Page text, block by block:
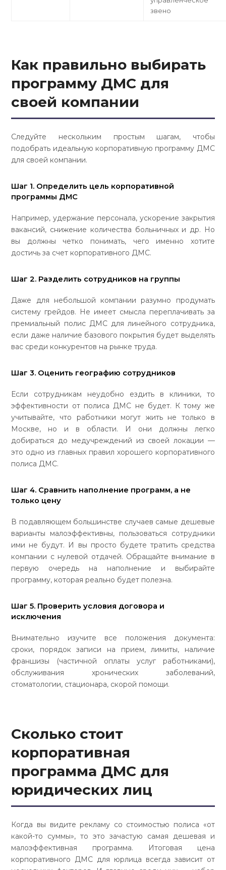
звено
Как правильно выбирать
программу ДМС для
своей компании
Следуйте нескольким простым шагам, чтобы
подобрать идеальную корпоративную программу ДМС
для своей компании.
Шаг 1. Определить цель корпоративной
программы ДМС
Например, удержание персонала, ускорение закрытия
вакансий, снижение количества больничных и др. Но
вы должны четко понимать, чего именно хотите
достичь за счет корпоративного ДМС.
Шаг 2. Разделить сотрудников на группы
Даже для небольшой компании разумно продумать
систему грейдов. Не имеет смысла переплачивать за
премиальный полис ДМС для линейного сотрудника,
если даже наличие базового покрытия будет выделять
вас среди конкурентов на рынке труда.
Шаг 3. Оценить географию сотрудников
Если сотрудникам неудобно ездить в клиники, то
эффективности от полиса ДМС не будет. К тому же
учитывайте, что работники могут жить не только в
Москве, но и в области. И они должны легко
добираться до медучреждений из своей локации —
это одно из главных правил хорошего корпоративного
полиса ДМС.
Шаг 4. Сравнить наполнение программ, а не
только цену
В подавляющем большинстве случаев самые дешевые
варианты малоэффективны, пользоваться сотрудники
ими не будут. И вы просто будете тратить средства
компании с нулевой отдачей. Обращайте внимание в
первую очередь на наполнение и выбирайте
программу, которая реально будет полезна.
Шаг 5. Проверить условия договора и
исключения
Внимательно изучите все положения документа:
сроки, порядок записи на прием, лимиты, наличие
франшизы (частичной оплаты услуг работниками),
обслуживания хронических заболеваний,
стоматологии, стационара, скорой помощи.
Сколько стоит
корпоративная
программа ДМС для
юридических лиц
Когда вы видите рекламу со стоимостью полиса «от
какой-то суммы», то это зачастую самая дешевая и
малоэффективная программа. Итоговая цена
корпоративного ДМС для юрлица всегда зависит от